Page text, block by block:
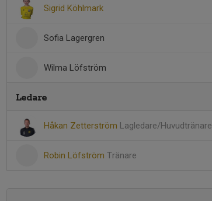
Sigrid Köhlmark
Sofia Lagergren
Wilma Löfström
Ledare
Håkan Zetterström Lagledare/Huvudtränare
Robin Löfström Tränare